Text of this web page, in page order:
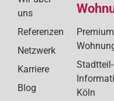
uns
Referenzen
Netzwerk
Karriere
Blog
Stadtteil-
Köln